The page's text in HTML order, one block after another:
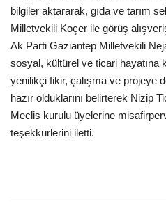
bilgiler aktararak, gıda ve tarım
Milletvekili Koçer ile görüş
Ak Parti Gaziantep Milletvekili
sosyal, kültürel ve ticari hayatına
yenilikçi fikir, çalışma ve projeye
hazır olduklarını belirterek Nizip
Meclis kurulu üyelerine
teşekkürlerini iletti.